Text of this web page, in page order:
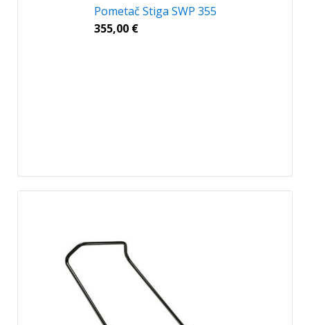
Pometač Stiga SWP 355
355,00 €